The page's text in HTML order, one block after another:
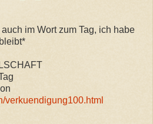
im Wort zum Tag, ich habe
verkuendigung100.html